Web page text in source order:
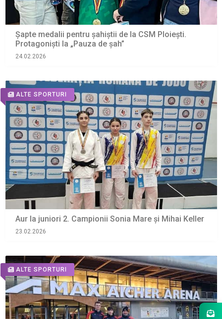
Șapte medalii pentru șahiștii de la CSM Ploiești.
Protagoniști la „Pauza de şah”
24.02.2026
ALTE SPORTURI
Aur la juniori 2. Campionii Sonia Mare şi Mihai Keller
23.02.2026
ALTE SPORTURI